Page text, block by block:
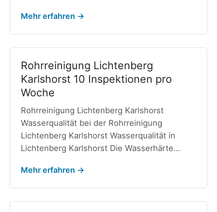
Mehr erfahren →
Rohrreinigung Lichtenberg
Karlshorst 10 Inspektionen pro
Woche
Rohrreinigung Lichtenberg Karlshorst
Wasserqualität bei der Rohrreinigung
Lichtenberg Karlshorst Wasserqualität in
Lichtenberg Karlshorst Die Wasserhärte…
Mehr erfahren →